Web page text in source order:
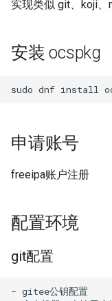
z
i
g
a
c
邮件列表
OpenCloudOS v9.2发
OpenCloudOS v9.4
OpenCloudOS
说明
Adaptation FAQ
OpenCloudOS8
CentOS7迁移到
OpenCloudOS7
迁移与升级常见问题
koji配置
安装
配置修改
实现类似 git、koji、
安装 ocspkg
申请账号
freeipa账户注册
配置环境
git配置
- gitee公钥配置